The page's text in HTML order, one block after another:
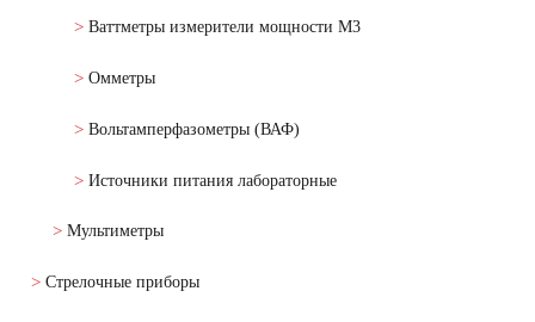
Ваттметры измерители мощности М3
Омметры
Вольтамперфазометры (ВАФ)
Источники питания лабораторные
Мультиметры
Стрелочные приборы